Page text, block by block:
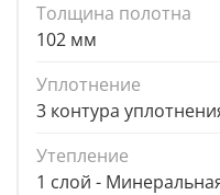
Толщина полотна
102 мм
Уплотнение
3 контура
Утепление
1 слой -